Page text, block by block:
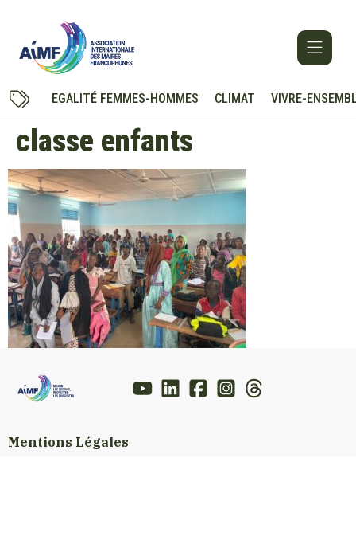
EGALITÉ FEMMES-HOMMES CLIMAT VIVRE-
classe enfants
Mentions Légales